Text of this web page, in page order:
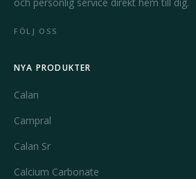
FÖLJ OSS
NYA PRODUKTER
Calan
Campral
Calan Sr
Calcium Carbonate